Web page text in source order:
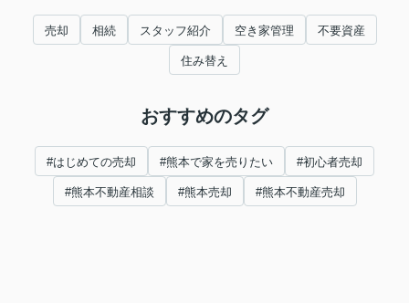
売却 相続 スタッフ紹介 空き家管理 不要資産
住み替え
おすすめのタグ
#はじめての売却 #熊本で家を売りたい #初心者売却
#熊本不動産相談 #熊本売却 #熊本不動産売却